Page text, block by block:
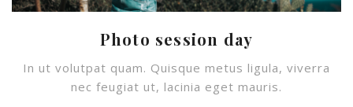
Photo session day
In ut volutpat quam. Quisque metus ligula, viverra
nec feugiat ut, lacinia eget mauris.